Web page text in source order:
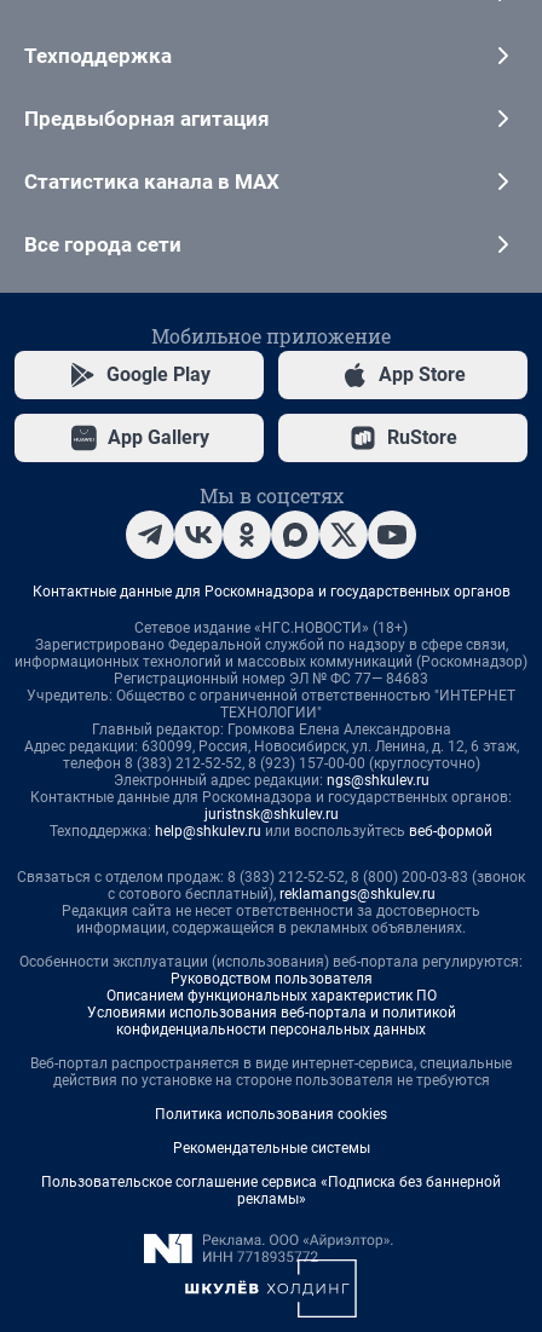
Техподдержка
Предвыборная агитация
Статистика канала в MAX
Все города сети
Мобильное приложение
Google Play App Store
App Gallery RuStore
Мы в соцсетях
Контактные данные для Роскомнадзора и государственных органов
Сетевое издание «НГС.НОВОСТИ» (18+)
Зарегистрировано Федеральной службой по надзору в сфере связи,
информационных технологий и массовых коммуникаций (Роскомнадзор)
Регистрационный номер ЭЛ № ФС 77— 84683
Учредитель: Общество с ограниченной ответственностью "ИНТЕРНЕТ
ТЕХНОЛОГИИ"
Главный редактор: Громкова Елена Александровна
Адрес редакции: 630099, Россия, Новосибирск, ул. Ленина, д. 12, 6 этаж,
телефон 8 (383) 212-52-52, 8 (923) 157-00-00 (круглосуточно)
Электронный адрес редакции: ngs@shkulev.ru
Контактные данные для Роскомнадзора и государственных органов:
juristnsk@shkulev.ru
Техподдержка: help@shkulev.ru или воспользуйтесь веб-формой
Связаться с отделом продаж: 8 (383) 212-52-52, 8 (800) 200-03-83 (звонок
с сотового бесплатный), reklamangs@shkulev.ru
Редакция сайта не несет ответственности за достоверность
информации, содержащейся в рекламных объявлениях.
Особенности эксплуатации (использования) веб-портала регулируются:
Руководством пользователя
Описанием функциональных характеристик ПО
Условиями использования веб-портала и политикой
конфиденциальности персональных данных
Веб-портал распространяется в виде интернет-сервиса, специальные
действия по установке на стороне пользователя не требуются
Политика использования cookies
Рекомендательные системы
Пользовательское соглашение сервиса «Подписка без баннерной
рекламы»